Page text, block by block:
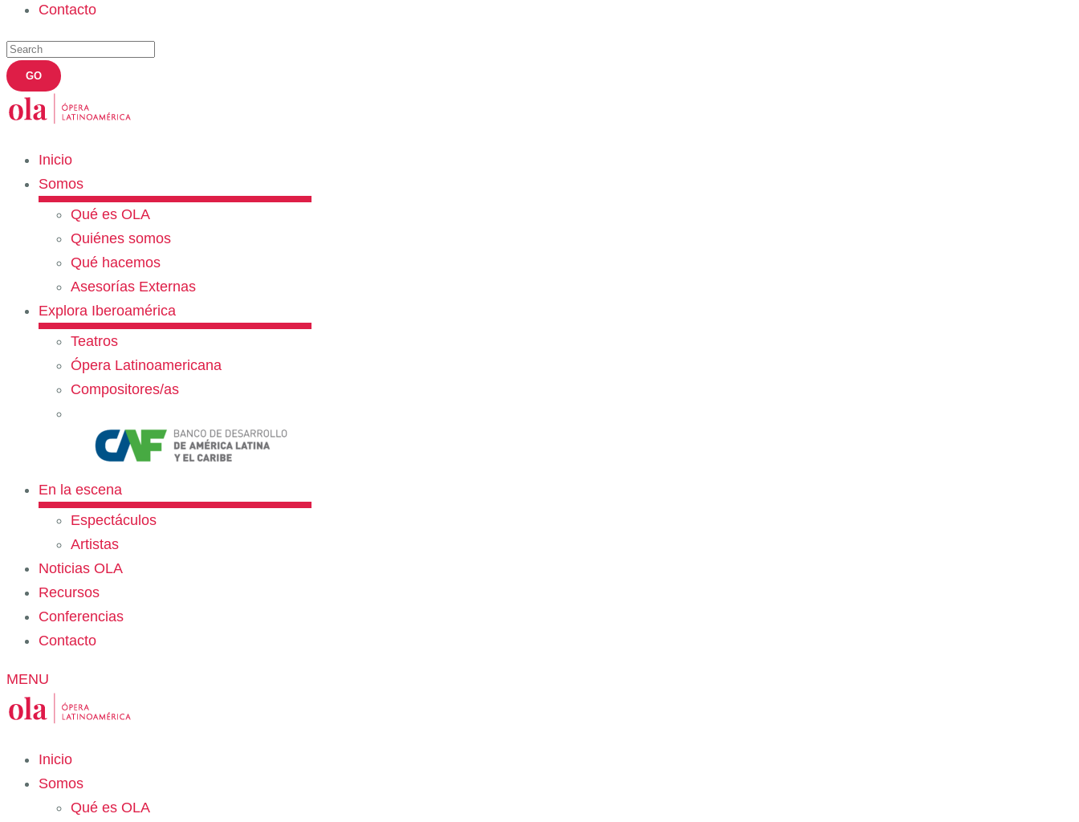
Contacto
Inicio
Somos
Qué es OLA
Quiénes somos
Qué hacemos
Asesorías Externas
Explora Iberoamérica
Teatros
Ópera Latinoamericana
Compositores/as
En la escena
Espectáculos
Artistas
Noticias OLA
Recursos
Conferencias
Contacto
MENU
Inicio
Somos
Qué es OLA